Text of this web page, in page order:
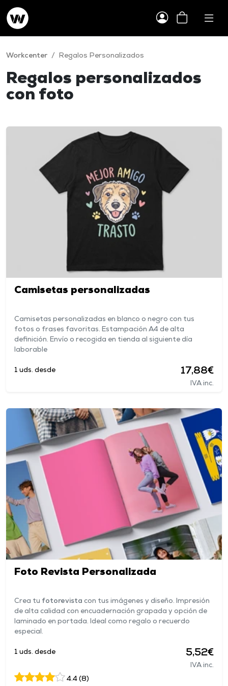
Workcenter / Regalos Personalizados
Regalos personalizados
con foto
Camisetas personalizadas
Camisetas personalizadas en blanco o negro con tus
fotos o frases favoritas. Estampación A4 de alta
definición. Envío o recogida en tienda al siguiente día
laborable
1 uds. desde 17,88€
IVA inc.
Foto Revista Personalizada
Crea tu fotorevista con tus imágenes y diseño. Impresión
de alta calidad con encuadernación grapada y opción de
laminado en portada. Ideal como regalo o recuerdo
especial.
1 uds. desde 5,52€
IVA inc.
4.4 (8)